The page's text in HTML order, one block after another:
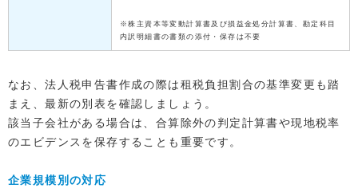
※株主資本等変動計算書及び損益金処分計算書、勘定科目
内訳明細書の書類の添付・保存は不要
なお、法人税申告書作成の際は租税負担割合の基準変更も踏
まえ、最新の別表を確認しましょう。
該当子会社がある場合は、合算除外の判定計算書や現地税率
のエビデンスを保存することも重要です。
企業規模別の対応